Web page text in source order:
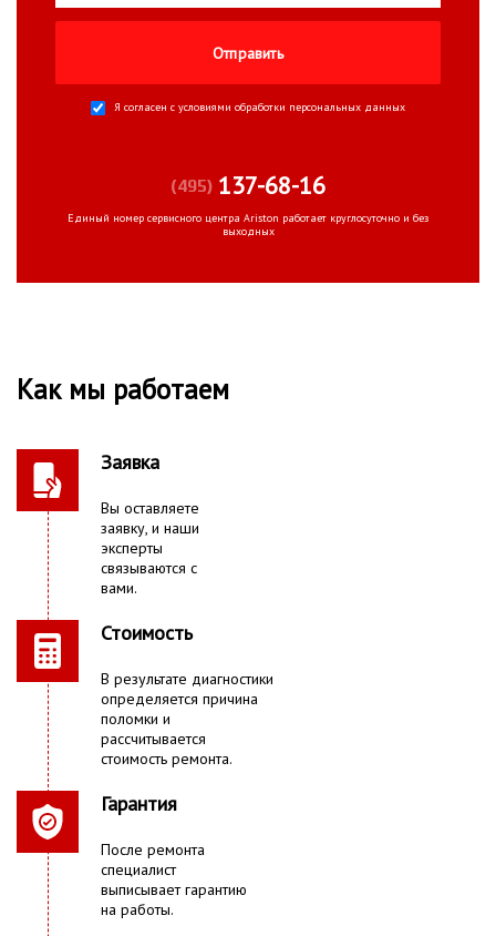
Я согласен с условиями обработки персональных данных
(495) 137-68-16
Единый номер сервисного центра Ariston работает круглосуточно и без
выходных
Как мы работаем
Заявка
Вы оставляете
заявку, и наши
эксперты
связываются с
вами.
Стоимость
В результате диагностики
определяется причина
поломки и
рассчитывается
стоимость ремонта.
Гарантия
После ремонта
специалист
выписывает гарантию
на работы.